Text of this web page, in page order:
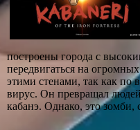
построены города с
передвигаться на
этими стенами, так как по
вирус. Он превращал
кабанэ. Однако, это зомби,